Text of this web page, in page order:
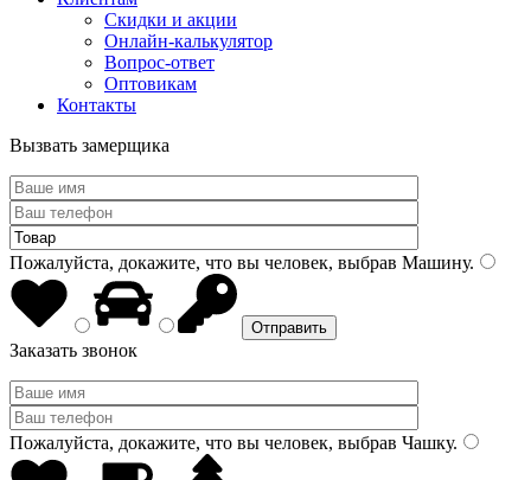
Скидки и акции
Онлайн-калькулятор
Вопрос-ответ
Оптовикам
Контакты
Вызвать замерщика
Пожалуйста, докажите, что вы человек, выбрав Машину.
Заказать звонок
Пожалуйста, докажите, что вы человек, выбрав Чашку.